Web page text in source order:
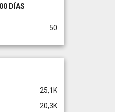
DÍAS
50
25,1K
20,3K